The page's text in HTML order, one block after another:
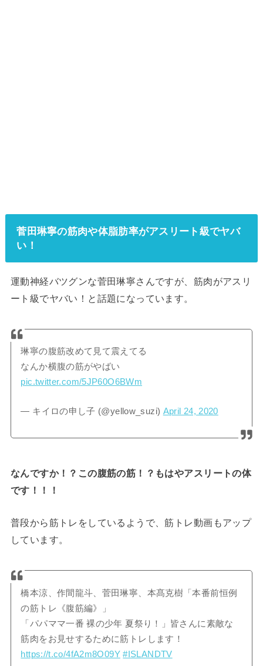
菅田琳寧の筋肉や体脂肪率がアスリート級でヤバ
い！
運動神経バツグンな菅田琳寧さんですが、筋肉がアスリ
ート級でヤバい！と話題になっています。
琳寧の腹筋改めて見て震えてる
なんか横腹の筋がやばい
pic.twitter.com/5JP60O6BWm
— キイロの申し子 (@yellow_suzi) April 24, 2020
なんですか！？この腹筋の筋！？もはやアスリートの体
です！！！
普段から筋トレをしているようで、筋トレ動画もアップ
しています。
橋本涼、作間龍斗、菅田琳寧、本髙克樹「本番前恒例
の筋トレ《腹筋編》」
「パパママ一番 裸の少年 夏祭り！」皆さんに素敵な
筋肉をお見せするために筋トレします！
https://t.co/4fA2m8O09Y #ISLANDTV